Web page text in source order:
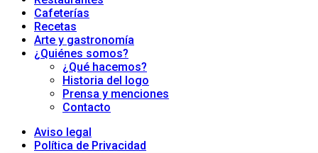
Cafeterías
Recetas
Arte y gastronomía
¿Quiénes somos?
¿Qué hacemos?
Historia del logo
Prensa y menciones
Contacto
Aviso legal
Política de Privacidad